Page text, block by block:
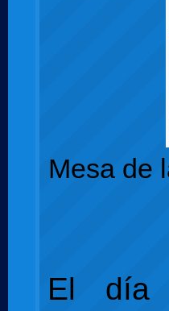
Mesa de
El día